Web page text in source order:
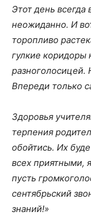
Этот день
неожиданно. И
торопливо
гулкие коридоры
разноголосицей.
Впереди только
Здоровья
терпения
обойтись. Их
всех приятными,
пусть
сентябрьский
знаний!»